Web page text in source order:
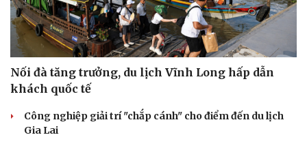
Nối đà tăng trưởng, du lịch Vĩnh Long hấp dẫn
khách quốc tế
Công nghiệp giải trí "chắp cánh" cho điểm đến du lịch
Gia Lai